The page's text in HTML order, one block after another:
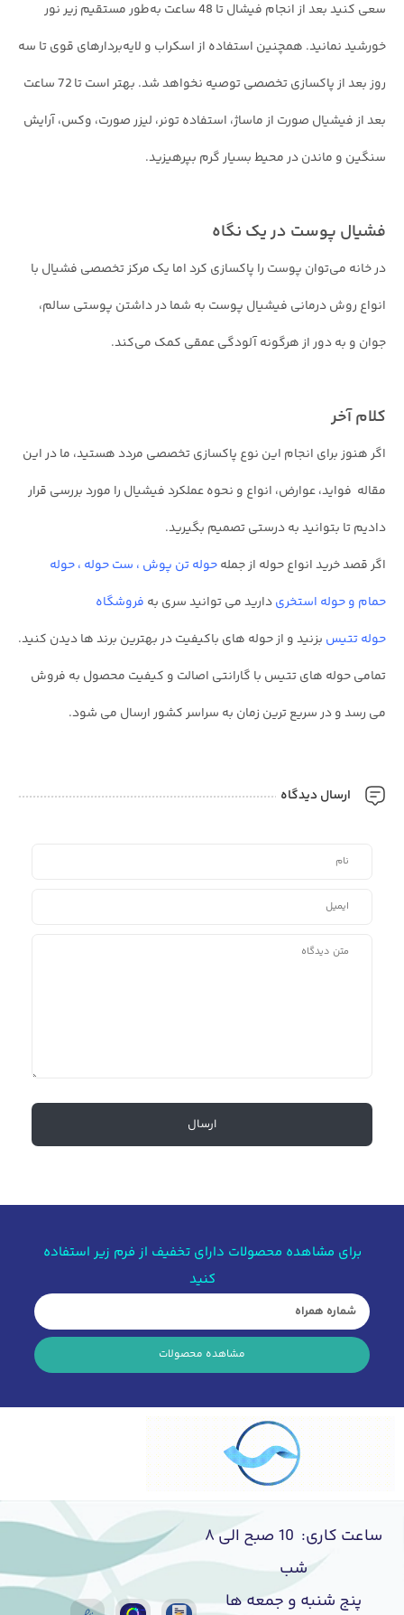
سعی کنید بعد از انجام فیشال تا 48 ساعت به‌طور مستقیم زیر نور
خورشید نمانید. همچنین استفاده از اسکراب و لایه‌بردارهای قوی تا سه
روز بعد از پاکسازی تخصصی توصیه نخواهد شد. بهتر است تا 72 ساعت
بعد از فیشیال صورت از ماساژ، استفاده تونر، لیزر صورت، وکس، آرایش
سنگین و ماندن در محیط بسیار گرم بپرهیزید.
فشیال پوست در یک نگاه
در خانه می‌توان پوست را پاکسازی کرد اما یک مرکز تخصصی فشیال با
انواع روش درمانی فیشیال پوست به شما در داشتن پوستی سالم،
جوان و به دور از هرگونه آلودگی عمقی کمک می‌کند.
کلام آخر
اگر هنوز برای انجام این نوع پاکسازی تخصصی مردد هستید، ما در این
مقاله فواید، عوارض، انواع و نحوه عملکرد فیشیال را مورد بررسی قرار
دادیم تا بتوانید به درستی تصمیم بگیرید.
اگر قصد خرید انواع حوله از جملهحوله تن پوش ، ست حوله ،حوله
حمام وحوله استخریدارید می توانید سری به فروشگاه
حوله تتیس بزنید و از حوله های باکیفیت در بهترین برند ها دیدن کنید.
تمامی حوله های تتیس با گارانتی اصالت و کیفیت محصول به فروش
می رسد و در سریع ترین زمان به سراسر کشور ارسال می شود.
ارسال دیدگاه
برای مشاهده محصولات دارای تخفیف از فرم زیر استفاده
کنید
مشاهده محصولات
ساعت کاری: 10 صبح الی ۸
شب
پنج شنبه و جمعه ها